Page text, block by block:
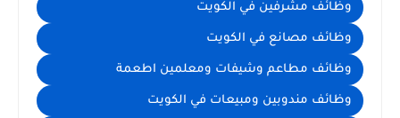
وظائف مشرفين في الكويت
وظائف مصانع في الكويت
وظائف مطاعم وشيفات ومعلمين اطعمة
وظائف مندوبين ومبيعات في الكويت